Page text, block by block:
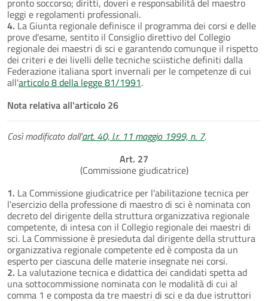
leggi e regolamenti professionali.
4. La Giunta regionale definisce il programma dei corsi e delle
prove d'esame, sentito il Consiglio direttivo del Collegio
regionale dei maestri di sci e garantendo comunque il rispetto
dei criteri e dei livelli delle tecniche sciistiche definiti dalla
Federazione italiana sport invernali per le competenze di cui
all'articolo 8 della legge 81/1991.
Nota relativa all'articolo 26
Così modificato dall'art. 40, l.r. 11 maggio 1999, n. 7.
Art. 27
(Commissione giudicatrice)
1. La Commissione giudicatrice per l'abilitazione tecnica per
l'esercizio della professione di maestro di sci è nominata con
decreto del dirigente della struttura organizzativa regionale
competente, di intesa con il Collegio regionale dei maestri di
sci. La Commissione è presieduta dal dirigente della struttura
organizzativa regionale competente ed è composta da un
esperto per ciascuna delle materie insegnate nei corsi.
2. La valutazione tecnica e didattica dei candidati spetta ad
una sottocommissione nominata con le modalità di cui al
comma 1 e composta da tre maestri di sci e da due istruttori